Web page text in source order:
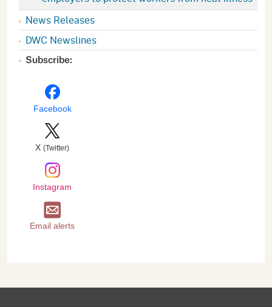
News Releases
DWC Newslines
Subscribe:
Facebook
X (Twitter)
Instagram
Email alerts